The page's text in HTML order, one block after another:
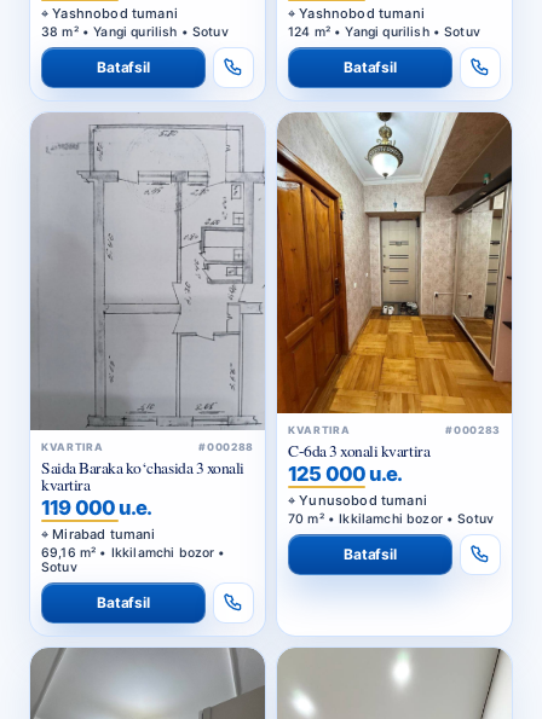
Yashnobod tumani
38 m² • Yangi qurilish • Sotuv
Batafsil
Yashnobod tumani
124 m² • Yangi qurilish • Sotuv
Batafsil
KVARTIRA #000288
Saida Baraka ko‘chasida 3 xonali
kvartira
119 000 u.e.
Mirabad tumani
69,16 m² • Ikkilamchi bozor •
Sotuv
Batafsil
KVARTIRA #000283
C-6da 3 xonali kvartira
125 000 u.e.
Yunusobod tumani
70 m² • Ikkilamchi bozor • Sotuv
Batafsil